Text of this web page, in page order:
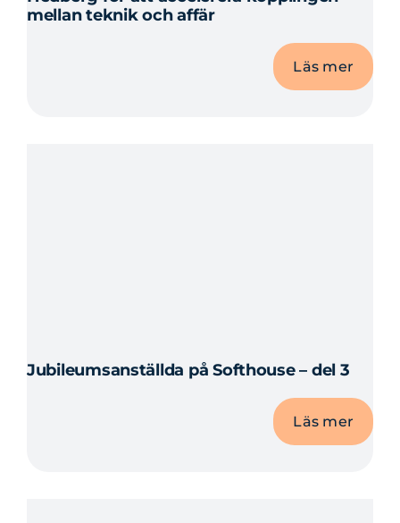
mellan teknik och affär
Läs mer
Jubileumsanställda på Softhouse – del 3
Läs mer